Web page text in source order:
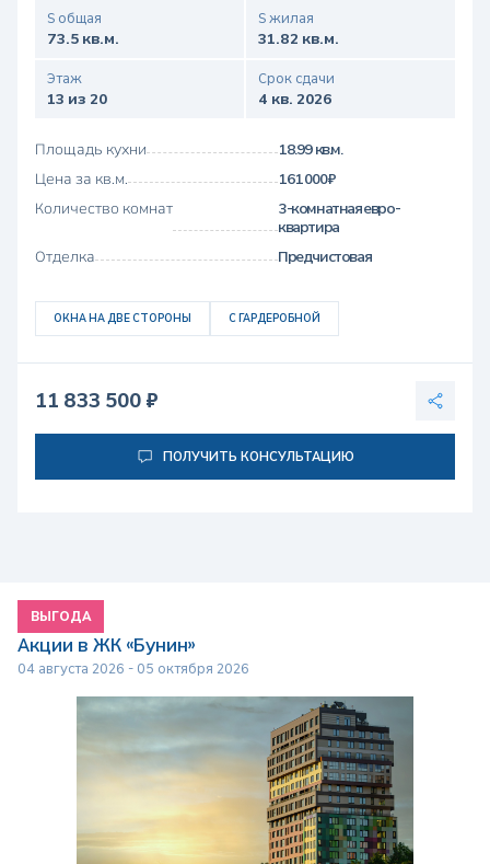
S общая
73.5 кв.м.
S жилая
31.82 кв.м.
Этаж
13 из 20
Срок сдачи
4 кв. 2026
Площадь кухни
18.99 кв.м.
Цена за кв.м.
161 000 ₽
Количество комнат
3-комнатная евро-
квартира
Отделка
Предчистовая
ОКНА НА ДВЕ СТОРОНЫ С ГАРДЕРОБНОЙ
11 833 500 ₽
ПОЛУЧИТЬ КОНСУЛЬТАЦИЮ
ВЫГОДА
Акции в ЖК «Бунин»
04 августа 2026 - 05 октября 2026